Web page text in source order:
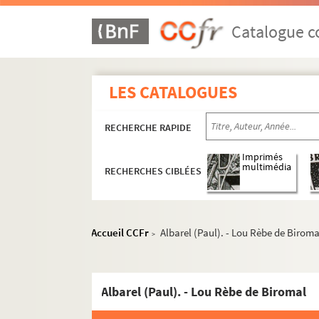
Catalogue
LES CATALOGUES
RECHERCHE RAPIDE
RECHERCHES CIBLÉES
Imprimés
multimédia
Accueil CCFr > Albarel (Paul). - Lou Rèbe de
Albarel (Paul). - Lou Rèbe de Biromal